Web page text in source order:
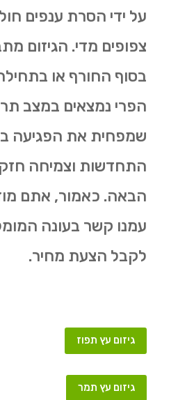
על ידי הסרת ענפים
צפופים מדי. הגיזום
בסוף החורף או
הפרי נמצאים במצב
שמפחית את הפגיעה
התחדשות וצמיחה
הבאה. כאמור, אתם
עמנו קשר בעונה
לקבל הצעת מחיר.
גיזום עץ תפוז
גיזום עץ תמר